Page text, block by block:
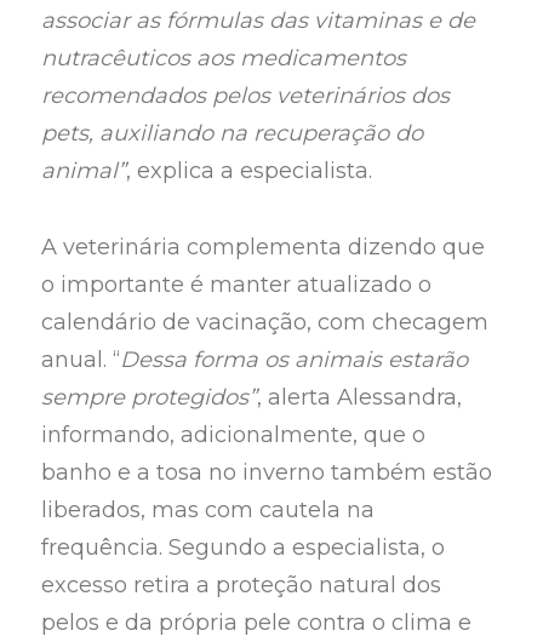
associar as fórmulas das vitaminas e de
nutracêuticos aos medicamentos
recomendados pelos veterinários dos
pets, auxiliando na recuperação do
animal”, explica a especialista.
A veterinária complementa dizendo que
o importante é manter atualizado o
calendário de vacinação, com checagem
anual. “Dessa forma os animais estarão
sempre protegidos”, alerta Alessandra,
informando, adicionalmente, que o
banho e a tosa no inverno também estão
liberados, mas com cautela na
frequência. Segundo a especialista, o
excesso retira a proteção natural dos
pelos e da própria pele contra o clima e